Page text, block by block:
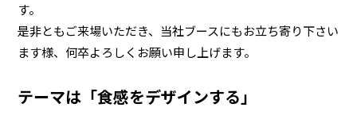
業務用商品
お問い合わせ
す。
是非ともご来場いただき、当社ブースにもお立ち寄り下さい
ます様、何卒よろしくお願い申し上げます。
テーマは「食感をデザインする」